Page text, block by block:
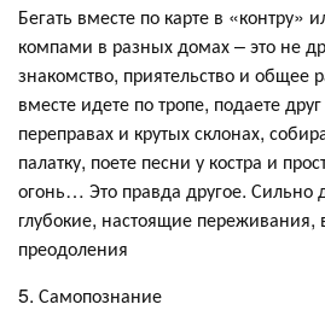
Бегать вместе по карте в «контру»
компами в разных домах – это не
знакомство, приятельство и общее
вместе идете по тропе, подаете
переправах и крутых склонах,
палатку, поете песни у костра и
огонь… Это правда другое. Сильно
глубокие, настоящие
преодоления
5. Самопознание